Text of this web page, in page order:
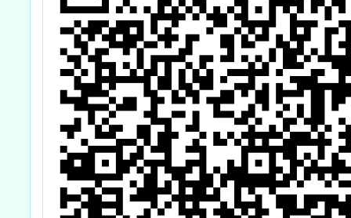
研習（桃園
場）」